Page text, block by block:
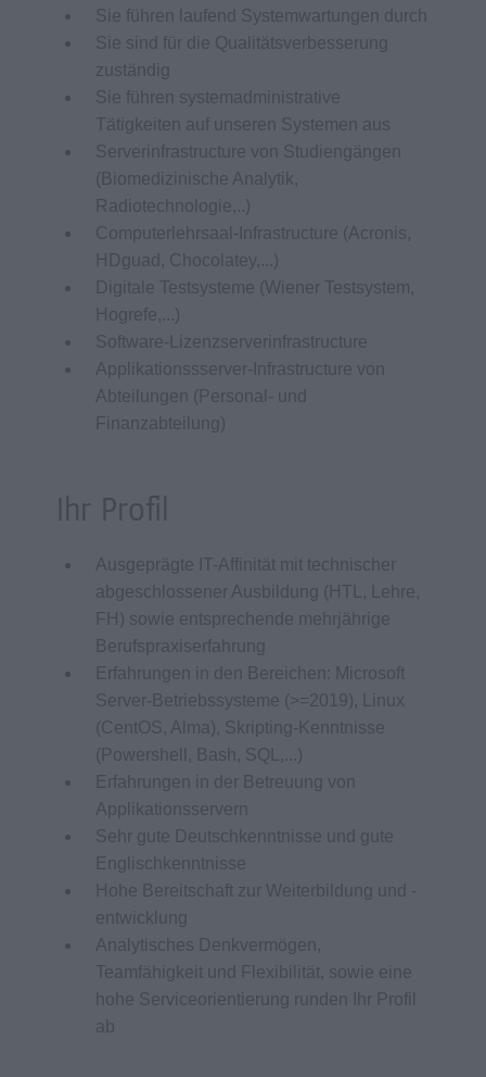
Sie führen laufend Systemwartungen durch
Sie sind für die Qualitätsverbesserung
zuständig
Sie führen systemadministrative
Tätigkeiten auf unseren Systemen aus
Serverinfrastructure von Studiengängen
(Biomedizinische Analytik,
Radiotechnologie,..)
Computerlehrsaal-Infrastructure (Acronis,
HDguad, Chocolatey,...)
Digitale Testsysteme (Wiener Testsystem,
Hogrefe,...)
Software-Lizenzserverinfrastructure
Applikationssserver-Infrastructure von
Abteilungen (Personal- und
Finanzabteilung)
Ihr Profil
Ausgeprägte IT-Affinität mit technischer
abgeschlossener Ausbildung (HTL, Lehre,
FH) sowie entsprechende mehrjährige
Berufspraxiserfahrung
Erfahrungen in den Bereichen: Microsoft
Server-Betriebssysteme (>=2019), Linux
(CentOS, Alma), Skripting-Kenntnisse
(Powershell, Bash, SQL,...)
Erfahrungen in der Betreuung von
Applikationsservern
Sehr gute Deutschkenntnisse und gute
Englischkenntnisse
Hohe Bereitschaft zur Weiterbildung und -
entwicklung
Analytisches Denkvermögen,
Teamfähigkeit und Flexibilität, sowie eine
hohe Serviceorientierung runden Ihr Profil
ab